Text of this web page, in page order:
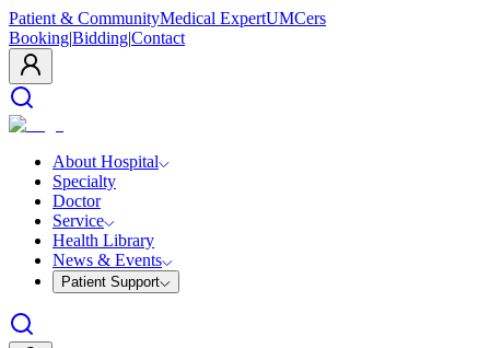
Patient & CommunityMedical ExpertUMCers
Booking|Bidding|Contact
About Hospital
Specialty
Doctor
Service
Health Library
News & Events
Patient Support